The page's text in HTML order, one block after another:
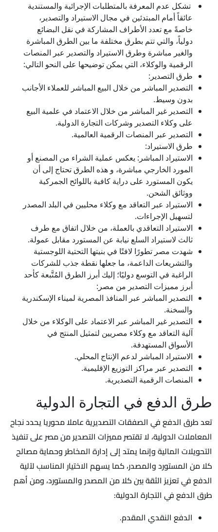
تشكل عدم المعرفة بالمتطلبات الإجرائية والمستندية
عائقاً أمام المبتدئين في مجال الاستيراد والتصدير،
خاصةً مع تعدد الأطراف المشاركة في نقل البضائع
دولياً، والتي تتم بطرق مختلفة ما بين الطرق المباشرة
والغير مباشرة وطرق الاستيراد والتصدير عبر المنصات
الرقمية والوكلاء، التي يمكن توضيحها على النحو التالي:
طرق التصدير:
التصدير المباشر من خلال البيع المباشر للعملاء الأجانب
بدون وسيط.
التصدير غير المباشر من خلال الاعتماد في علمية البيع
على وكلاء التصدير وشركات التجارة الدولية.
التصدير عبر المنصات الرقمية العالمية.
طرق الاستيراد:
الاستيراد المباشر: يعكس عملية الشراء من المصنع أو
المورد الخارجي مباشرة، و هذه الطرق تحتاج إلى أن
يكون المستورد على دراية كافية باللوائح الجمركية
ووثائق الشحن.
الاستيراد عبر التعاقد مع وكلاء محليين في البلد المصدر
لتسهيل الإجراءات.
الاستيراد التعاقدي بالعملة، من خلال اتفاق مع طرف
ثالث لاستيراد السلع نيابة عن المستورد مقابل عمولة.
شهدت مصر تطورًا لافتًا في بنيتها التحتية اللوجستية
والتشريعات الداعمة، ما جعلها نقطة جذب للشركات
الراغبة في التوسع دوليًا؛ إليك أبرز الطرق المُتَّبعة كأحد
أبرز مميزات التصدير من مصر:
التصدير المباشر عبر المنافذ المصرية لميناء الإسكندرية
والسخنة.
التصدير غير المباشر عبر الاعتماد على الوكلاء من خلال
آلية التعاقد مع وكلاء مصريين لتمثيل المنتج في
الأسواق المستهدفة.
الاستيراد المباشر لدعم الإنتاج المحلي.
التصدير عبر مراكز التوزيع الإقليمية.
المنصات الرقمية التصديرية.
طرق الدفع في التجارة الدولية
تعد طرق الدفع في الصفقات التصديرية عاملا محوريا يحدد نجاح
المعاملات الدولية، لا تقتصر مميزات التصدير من مصر على تنفيذ
التحويلات المالية وإنما يمتد إلى إدارة المخاطر وحماية مصالح
كلا من المستورد والمصدر، كما يسهم الاختيار المناسب لآلية
الدفع في تعزيز الثقة بين كلا من المصدر والمستورد، ومن أهم
طرق الدفع في التجارة الدولية:
الدفع النقدي المقدم.